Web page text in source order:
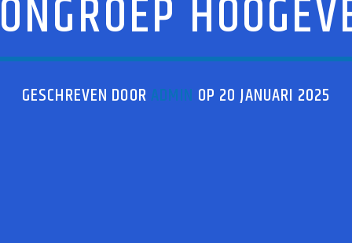
GESCHREVEN DOOR ADMIN OP 20 JANUARI 2025